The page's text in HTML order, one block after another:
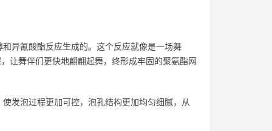
异氰酸酯反应生成的。这个反应就像是一场舞
让舞伴们更快地翩翩起舞，终形成牢固的聚氨酯网
发泡过程更加可控，泡孔结构更加均匀细腻，从